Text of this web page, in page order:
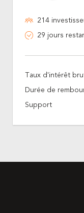
214
29 jours
Taux d'intérêt
Durée de
Support